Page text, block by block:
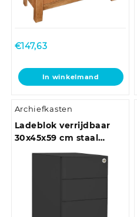
€147,63
In winkelmand
Archiefkasten
Ladeblok verrijdbaar
30x45x59 cm staal
antracietkleurig